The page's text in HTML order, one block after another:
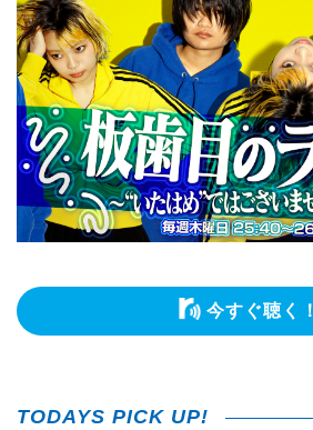
今すぐ聴く！
TODAYS PICK UP!